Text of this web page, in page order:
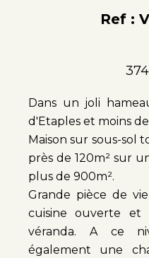
Ref :
Dans un joli
d'Etaples et moins
Maison sur sous-sol
près de 120m² sur
plus de 900m².
Grande pièce de
cuisine ouverte et
véranda. A ce
également une